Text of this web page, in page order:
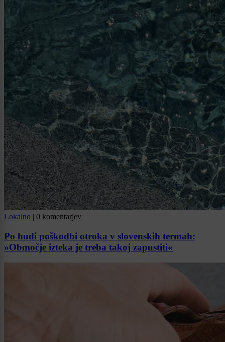
Lokalno 0 komentarjev
Po hudi poškodbi otroka v slovenskih termah:
»Območje izteka je treba takoj zapustiti«